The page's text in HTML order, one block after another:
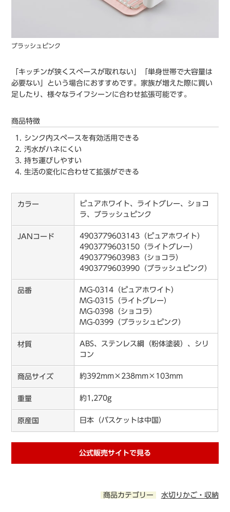
ブラッシュピンク
「キッチンが狭くスペースが取れない」「単身世帯で大容量は
必要ない」という場合におすすめです。家族が増えた際に買い
足したり、様々なライフシーンに合わせ拡張可能です。
商品特徴
シンク内スペースを有効活用できる
汚水がハネにくい
持ち運びしやすい
生活の変化に合わせて拡張ができる
カラー
ピュアホワイト、ライトグレー、ショコ
ラ、ブラッシュピンク
JANコード
4903779603143（ピュアホワイト）
4903779603150（ライトグレー）
4903779603983（ショコラ）
4903779603990（ブラッシュピンク）
品番
MG-0314（ピュアホワイト）
MG-0315（ライトグレー）
MG-0398（ショコラ）
MG-0399（ブラッシュピンク）
材質
ABS、ステンレス綱（粉体塗装）、シリ
コン
商品サイズ 約392mm×238mm×103mm
重量 約1,270g
原産国 日本（バスケットは中国）
公式販売サイトで見る
商品カテゴリー 水切りかご・収納